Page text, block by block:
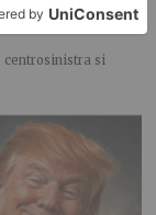
centrosinistra si